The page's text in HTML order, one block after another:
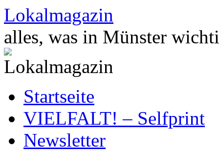
Zum
Inhalt
springen
Lokalmagazin
alles, was in Münster
Startseite
VIELFALT! – Selfprint
Newsletter